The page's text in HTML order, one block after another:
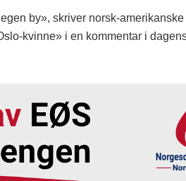
by», skriver norsk-
kvinne» i en kommentar i